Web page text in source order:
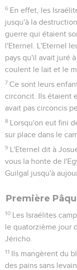
6 En effet, les
jusqu'à la
guerre qui étaient
l'Eternel. L'Eternel
pays qu'il avait juré
coulent le lait et le
7 Ce sont leurs
circoncit. Ils étaient
avait pas circoncis
8 Lorsqu'on eut fini
sur place dans le
9 L'Eternel dit à
vous la honte de
Guilgal jusqu'à
Première
10 Les Israélites
le quatorzième jour
Jéricho.
11 Ils mangèrent du
des pains sans